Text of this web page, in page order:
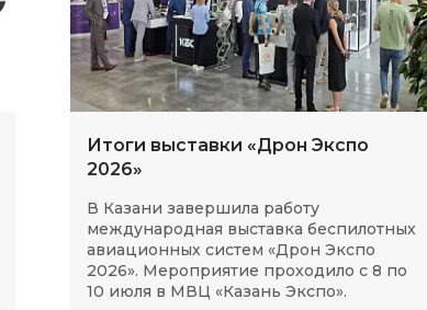
Итоги выставки «Дрон Экспо
2026»
В Казани завершила работу
международная выставка беспилотных
авиационных систем «Дрон Экспо
2026». Мероприятие проходило с 8 по
10 июля в МВЦ «Казань Экспо».